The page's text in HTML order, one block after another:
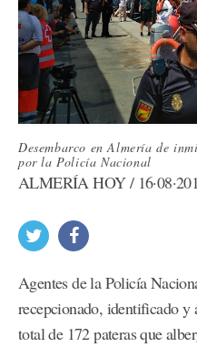
Desembarco en Almería de
por la Policía Nacional
ALMERÍA HOY /
Agentes de la Policía
recepcionado, identificado y
total de 172 pateras que